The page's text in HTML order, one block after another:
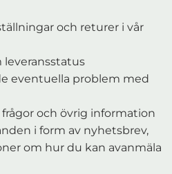
och returer i vår
leveransstatus
eventuella problem med
och övrig information
i form av nyhetsbrev,
om hur du kan avanmäla